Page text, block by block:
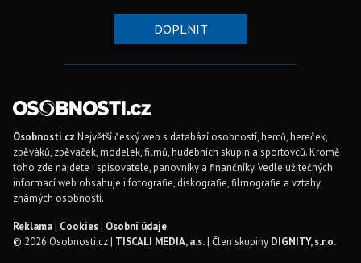
DOPLNIT
Osobnosti.cz Největší český web s databází osobností, herců, hereček,
zpěváků, zpěvaček, modelek, filmů, hudebních skupin a sportovců. Kromě
toho zde najdete i spisovatele, panovníky a finančníky. Vedle užitečných
informací web obsahuje i fotografie, diskografie, filmografie a vztahy
známých osobností.
Reklama| Cookies| Osobní údaje
© 2026 Osobnosti.cz | TISCALI MEDIA, a.s.| Člen skupiny DIGNITY, s.r.o.